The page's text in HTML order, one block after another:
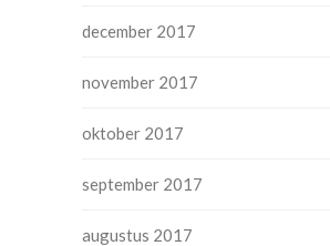
december 2017
november 2017
oktober 2017
september 2017
augustus 2017